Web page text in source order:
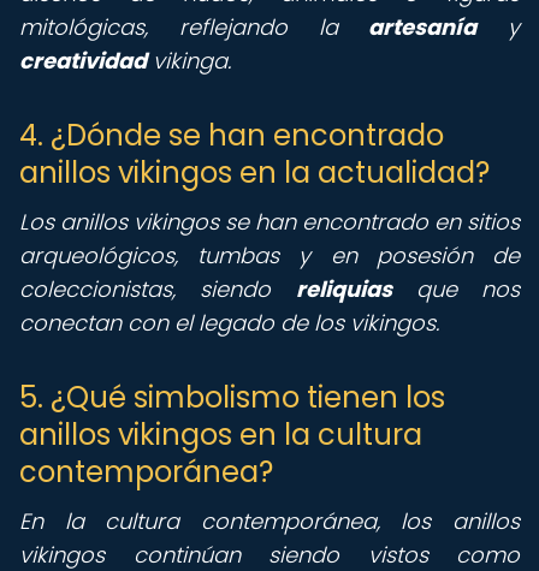
mitológicas, reflejando la artesaníay
creatividadvikinga.
4. ¿Dónde se han encontrado
anillos vikingos en la actualidad?
Los anillos vikingos se han encontrado en sitios
arqueológicos, tumbas y en posesión de
coleccionistas, siendo reliquiasque nos
conectan con el legado de los vikingos.
5. ¿Qué simbolismo tienen los
anillos vikingos en la cultura
contemporánea?
En la cultura contemporánea, los anillos
vikingos continúan siendo vistos como